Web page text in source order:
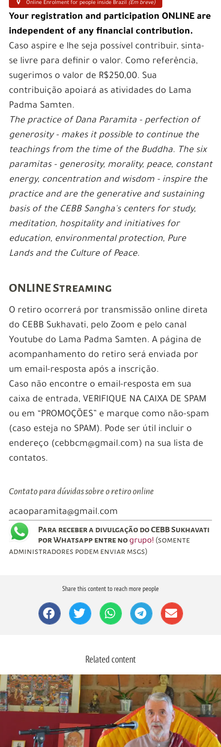
Online Enrolment for people inside Brazil (Em breve)
Your registration and participation ONLINE are
independent of any financial contribution.
Caso aspire e lhe seja possível contribuir, sinta-
se livre para definir o valor. Como referência,
sugerimos o valor de R$250,00. Sua
contribuição apoiará as atividades do Lama
Padma Samten.
The practice of Dana Paramita - perfection of
generosity - makes it possible to continue the
teachings from the time of the Buddha. The six
paramitas - generosity, morality, peace, constant
energy, concentration and wisdom - inspire the
practice and are the generative and sustaining
basis of the CEBB Sangha's centers for study,
meditation, hospitality and initiatives for
education, environmental protection, Pure
Lands and the Culture of Peace.
ONLINE Streaming
O retiro ocorrerá por transmissão online direta
do CEBB Sukhavati, pelo Zoom e pelo canal
Youtube do Lama Padma Samten. A página de
acompanhamento do retiro será enviada por
um email-resposta após a inscrição.
Caso não encontre o email-resposta em sua
caixa de entrada, VERIFIQUE NA CAIXA DE SPAM
ou em “PROMOÇÕES” e marque como não-spam
(caso esteja no SPAM). Pode ser útil incluir o
endereço (cebbcm@gmail.com) na sua lista de
contatos.
Contato para dúvidas sobre o retiro online
acaoparamita@gmail.com
Para receber a divulgação do CEBB Sukhavati
por Whatsapp entre no grupo! (somente
administradores podem enviar msgs)
Share this content to reach more people
Related content